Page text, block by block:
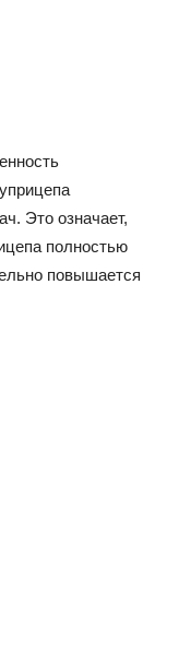
Это означает,
полностью
повышается